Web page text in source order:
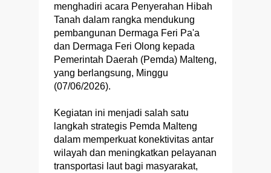
menghadiri acara Penyerahan Hibah
Tanah dalam rangka mendukung
pembangunan Dermaga Feri Pa'a
dan Dermaga Feri Olong kepada
Pemerintah Daerah (Pemda) Malteng,
yang berlangsung, Minggu
(07/06/2026).
Kegiatan ini menjadi salah satu
langkah strategis Pemda Malteng
dalam memperkuat konektivitas antar
wilayah dan meningkatkan pelayanan
transportasi laut bagi masyarakat,